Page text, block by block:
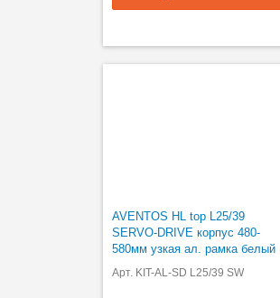
AVENTOS HL top L25/39
SERVO-DRIVE корпус 480-
580мм узкая ал. рамка белый
Арт. KIT-AL-SD L25/39 SW